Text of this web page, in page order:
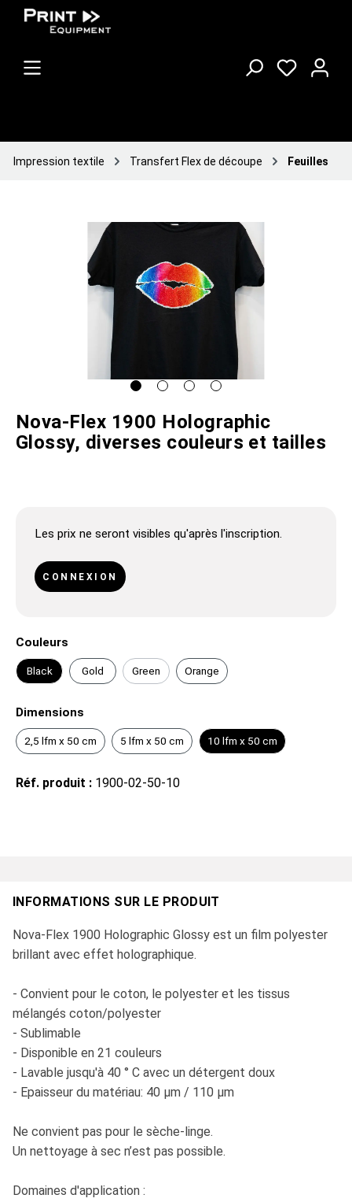
Impression textile Transfert Flex de découpe Feuilles
Nova-Flex 1900 Holographic
Glossy, diverses couleurs et tailles
Les prix ne seront visibles qu'après l'inscription.
CONNEXION
Couleurs
Black Gold Green Orange
Dimensions
2,5 lfm x 50 cm 5 lfm x 50 cm 10 lfm x 50 cm
Réf. produit : 1900-02-50-10
INFORMATIONS SUR LE PRODUIT
Nova-Flex 1900 Holographic Glossy est un film polyester
brillant avec effet holographique.
- Convient pour le coton, le polyester et les tissus
mélangés coton/polyester
- Sublimable
- Disponible en 21 couleurs
- Lavable jusqu'à 40 ° C avec un détergent doux
- Epaisseur du matériau: 40 μm / 110 μm
Ne convient pas pour le sèche-linge.
Un nettoyage à sec n’est pas possible.
Domaines d'application :